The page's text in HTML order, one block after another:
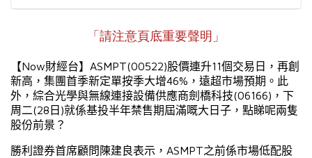
「請注意頁底重要聲明」
【Now財經台】 ASMPT(00522)股價連升11個交易日，再創
新高，集團首季新定單按季大增46% ，遠超市場預期。此
外，綜合光學與無線連接設備供應商劍橋科技(06166) ，下
周二(28 日 )就係基投半年禁售期屆滿嘅大日子，點睇呢兩隻
股份前景？
勝利證券首席顧問陳建良表示， ASMPT之前係市場低配股